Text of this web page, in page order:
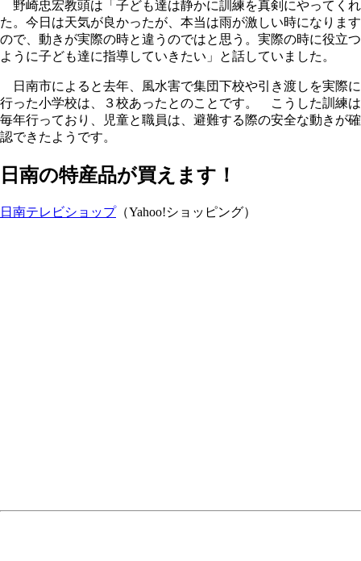
野崎忠宏教頭は「子ども達は静かに訓練を真剣にやってくれ
た。今日は天気が良かったが、本当は雨が激しい時になります
ので、動きが実際の時と違うのではと思う。実際の時に役立つ
ように子ども達に指導していきたい」と話していました。
日南市によると去年、風水害で集団下校や引き渡しを実際に
行った小学校は、３校あったとのことです。 こうした訓練は
毎年行っており、児童と職員は、避難する際の安全な動きが確
認できたようです。
日南の特産品が買えます！
日南テレビショップ（Yahoo!ショッピング）